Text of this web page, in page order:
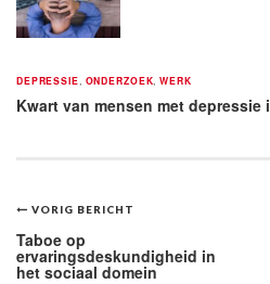
DEPRESSIE ONDERZOEK ,WERK
Kwart van mensen met
Bericht
navigatie
VORIG BERICHT
Taboe op
ervaringsdeskundigheid in
het sociaal domein